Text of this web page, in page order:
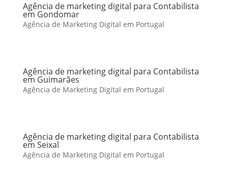
Agência de marketing digital para Contabilista
em Gondomar
Agência de Marketing Digital em Portugal
Agência de marketing digital para Contabilista
em Guimarães
Agência de Marketing Digital em Portugal
Agência de marketing digital para Contabilista
em Seixal
Agência de Marketing Digital em Portugal